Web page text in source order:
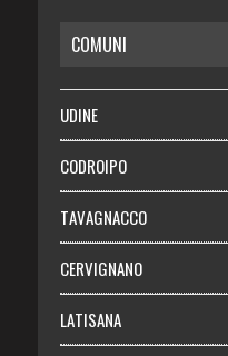
RISPARMIO
SALUTE
Necrologie
Chi siamo
Abbonati
Login
COMUNI
UDINE
CODROIPO
TAVAGNACCO
CERVIGNANO
LATISANA